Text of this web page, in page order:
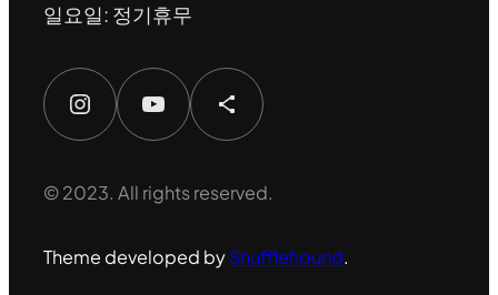
일요일: 정기휴무
Instagram YouTube Share Icon
© 2023. All rights reserved.
Theme developed byShufflehound.